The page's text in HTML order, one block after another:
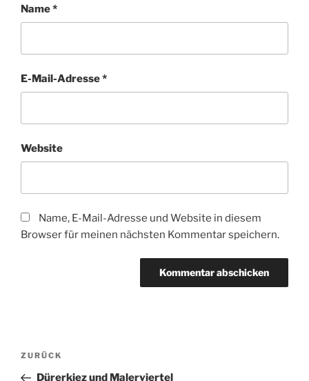
Name*
E-Mail-Adresse*
Website
Name, E-Mail-Adresse und Website in diesem
Browser für meinen nächsten Kommentar speichern.
Beitragsnavigation
Vorheriger
Beitrag
ZURÜCK
Dürerkiez und Malerviertel